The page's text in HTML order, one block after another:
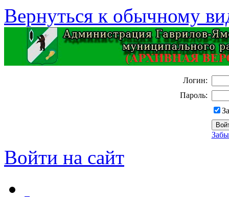
Вернуться к обычному
Логин:
Пароль:
Войти на сайт